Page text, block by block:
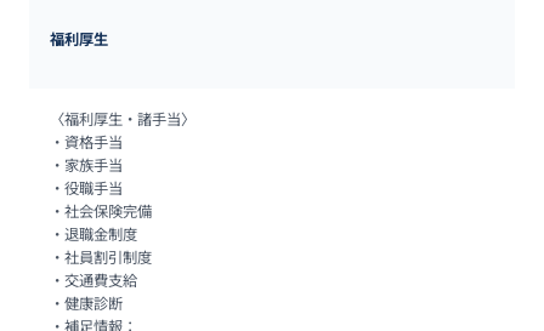
福利厚生
〈福利厚生・諸手当〉
・資格手当
・家族手当
・役職手当
・社会保険完備
・退職金制度
・社員割引制度
・交通費支給
・健康診断
・補足情報：